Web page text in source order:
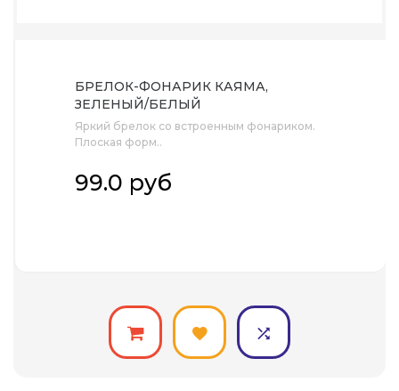
БРЕЛОК-ФОНАРИК КАЯМА,
ЗЕЛЕНЫЙ/БЕЛЫЙ
Яркий брелок со встроенным фонариком.
Плоская форм..
99.0 руб